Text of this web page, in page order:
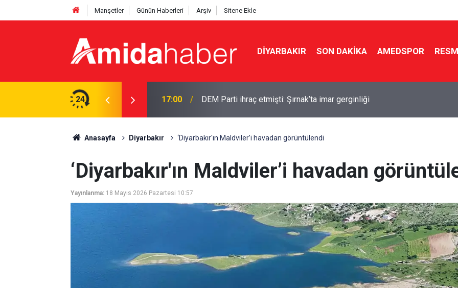
Manşetler Günün Haberleri Arşiv Sitene Ekle
DIYARBAKIR SON DAKIKA AMEDSPOR
24 16:56 Diyarbakırlı veliler dikkat: Okul kayıtlarında yeni uygulama
Anasayfa Diyarbakır ‘Diyarbakır'ın Maldviler’i havadan görüntülendi
‘Diyarbakır'ın Maldviler’i havadan
Yayınlanma: 18 Mayıs 2026 Pazartesi 10:57